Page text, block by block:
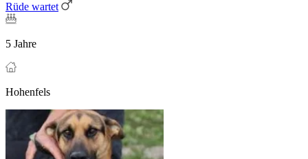
Rüde wartet
5 Jahre
Hohenfels